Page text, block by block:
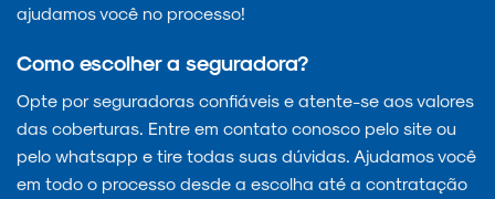
ajudamos você no processo!
Como escolher a seguradora?
Opte por seguradoras confiáveis e atente-se aos valores
das coberturas. Entre em contato conosco pelo site ou
pelo whatsapp e tire todas suas dúvidas. Ajudamos você
em todo o processo desde a escolha até a contratação